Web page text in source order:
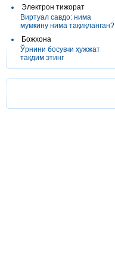
Электрон тижорат
Виртуал савдо: нима
мумкину нима тақиқланган?
Божхона
Ўрнини босувчи ҳужжат
тақдим этинг